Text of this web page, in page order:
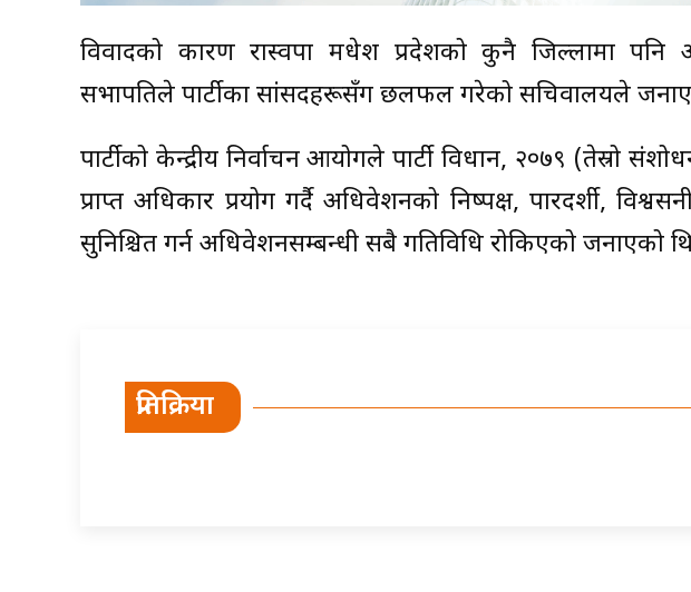
विवादको कारण रास्वपा मधेश प्रदेशको कुनै जिल्लामा
सभापतिले पार्टीका सांसदहरूसँग छलफल गरेको सचिवालयले
पार्टीको केन्द्रीय निर्वाचन आयोगले पार्टी विधान, २०७९ (तेस्रो
प्राप्त अधिकार प्रयोग गर्दै अधिवेशनको निष्पक्ष, पारदर्शी,
सुनिश्चित गर्न अधिवेशनसम्बन्धी सबै गतिविधि रोकिएको जनाएको
प्रतिक्रिया